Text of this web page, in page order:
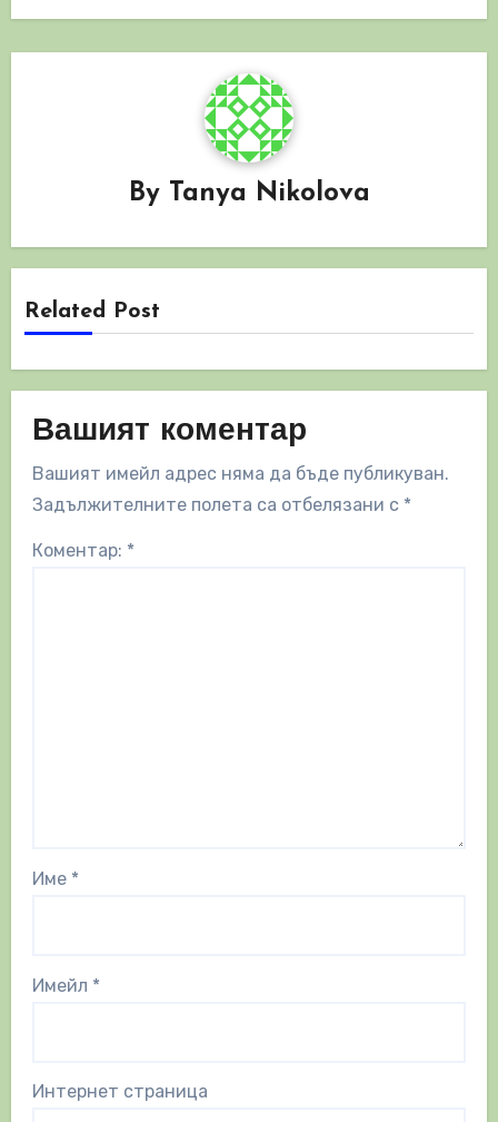
By Tanya Nikolova
Related Post
Вашият коментар
Вашият имейл адрес няма да бъде публикуван.
Задължителните полета са отбелязани с *
Коментар: *
Име *
Имейл *
Интернет страница